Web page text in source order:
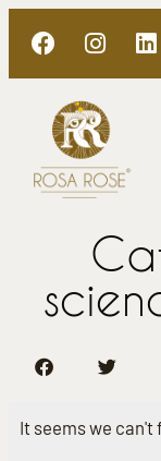
It seems we can't